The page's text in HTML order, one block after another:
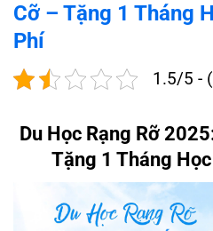
Cỡ – Tặng 1 Tháng
Phí
1.5/5 -
Du Học Rạng Rỡ
Tặng 1 Tháng